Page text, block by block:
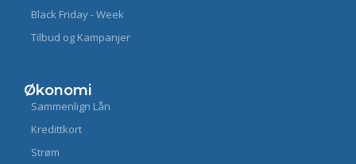
Black Friday - Week
Tilbud og Kampanjer
Økonomi
Sammenlign Lån
Kredittkort
Strøm